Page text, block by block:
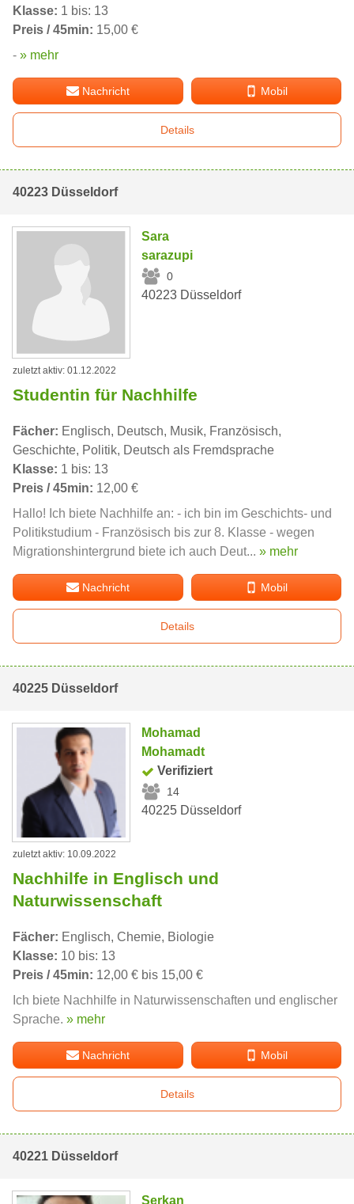
Klasse: 1 bis: 13
Preis / 45min: 15,00 €
- » mehr
Nachricht Mobil
Details
40223 Düsseldorf
Sara
sarazupi
0
40223 Düsseldorf
zuletzt aktiv: 01.12.2022
Studentin für Nachhilfe
Fächer: Englisch, Deutsch, Musik, Französisch,
Geschichte, Politik, Deutsch als Fremdsprache
Klasse: 1 bis: 13
Preis / 45min: 12,00 €
Hallo! Ich biete Nachhilfe an: - ich bin im Geschichts- und
Politikstudium - Französisch bis zur 8. Klasse - wegen
Migrationshintergrund biete ich auch Deut... » mehr
Nachricht Mobil
Details
40225 Düsseldorf
Mohamad
Mohamadt
Verifiziert
14
40225 Düsseldorf
zuletzt aktiv: 10.09.2022
Nachhilfe in Englisch und
Naturwissenschaft
Fächer: Englisch, Chemie, Biologie
Klasse: 10 bis: 13
Preis / 45min: 12,00 € bis 15,00 €
Ich biete Nachhilfe in Naturwissenschaften und englischer
Sprache. » mehr
Nachricht Mobil
Details
40221 Düsseldorf
Serkan